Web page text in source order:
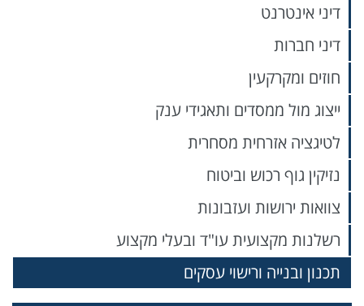
דיני אינטרנט
דיני חברות
חוזים ומקרקעין
ייצוג מול ממסדים ותאגידי ענק
לטיגציה אזרחית מסחרית
נזיקין גוף רכוש וביטוח
צוואות ירושות ועזבונות
רשלנות מקצועית עו"ד ובעלי מקצוע
תכנון ובנייה ורישוי עסקים